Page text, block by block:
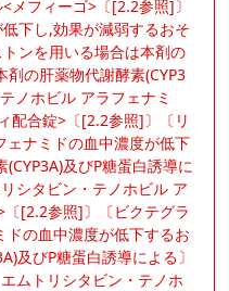
メフィーゴ>〔[2.2参照]〕
下し,効果が減弱するおそ
ンを用いる場合は本剤の
の肝薬物代謝酵素(CYP3
ノホビル アラフェナミ
配合錠>〔[2.2参照]〕〔リ
ェナミドの血中濃度が低下
及びP糖蛋白誘導に
シタビン・テノホビル ア
[2.2参照]〕〔ビクテグラ
ドの血中濃度が低下するお
及びP糖蛋白誘導による〕
ムトリシタビン・テノホ